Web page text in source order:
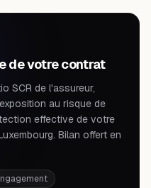
de votre contrat
SCR de l'assureur,
au risque de
effective de votre
Bilan offert en